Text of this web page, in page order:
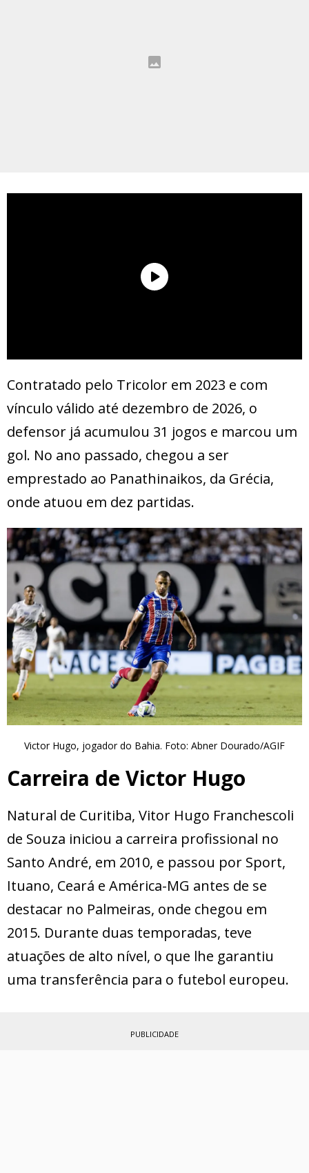
Contratado pelo Tricolor em 2023 e com
vínculo válido até dezembro de 2026, o
defensor já acumulou 31 jogos e marcou um
gol. No ano passado, chegou a ser
emprestado ao Panathinaikos, da Grécia,
onde atuou em dez partidas.
Victor Hugo, jogador do Bahia. Foto: Abner Dourado/AGIF
Carreira de Victor Hugo
Natural de Curitiba, Vitor Hugo Franchescoli
de Souza iniciou a carreira profissional no
Santo André, em 2010, e passou por Sport,
Ituano, Ceará e América-MG antes de se
destacar no Palmeiras, onde chegou em
2015. Durante duas temporadas, teve
atuações de alto nível, o que lhe garantiu
uma transferência para o futebol europeu.
PUBLICIDADE